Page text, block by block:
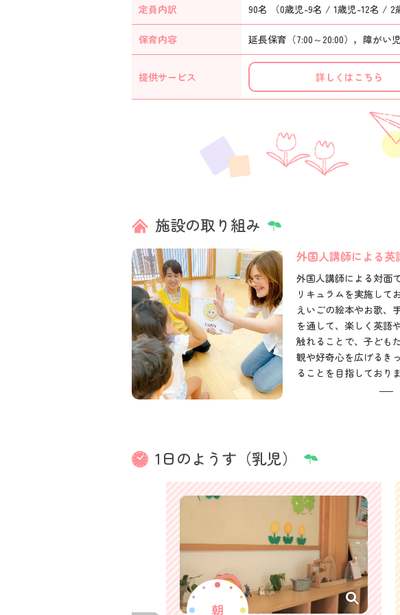
定員内訳 90名 （0歳児-9名 / 1歳児-12名 /
保育内容 延長保育（7:00～20:00），障がい
提供サービス 詳しくはこちら
施設の取り組み
外国人講師による英
外国人講師による対面
リキュラムを実施して
えいごの絵本やお歌、
を通して、楽しく英語
触れることで、子ども
観や好奇心を広げるき
ることを目指しておりま
1日のようす（乳児）